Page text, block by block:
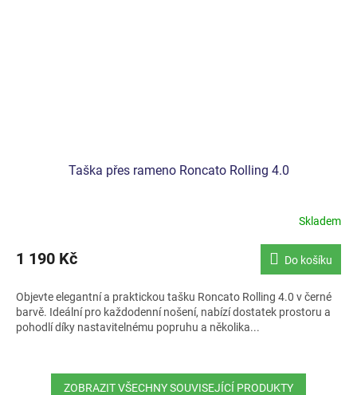
Taška přes rameno Roncato Rolling 4.0
Skladem
1 190 Kč Do košíku
Objevte elegantní a praktickou tašku Roncato Rolling 4.0 v černé
barvě. Ideální pro každodenní nošení, nabízí dostatek prostoru a
pohodlí díky nastavitelnému popruhu a několika...
ZOBRAZIT VŠECHNY SOUVISEJÍCÍ PRODUKTY